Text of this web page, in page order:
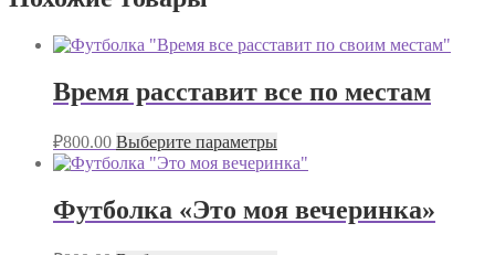
Время расставит все по местам
₽800.00 Выберите параметры
Футболка «Это моя вечеринка»